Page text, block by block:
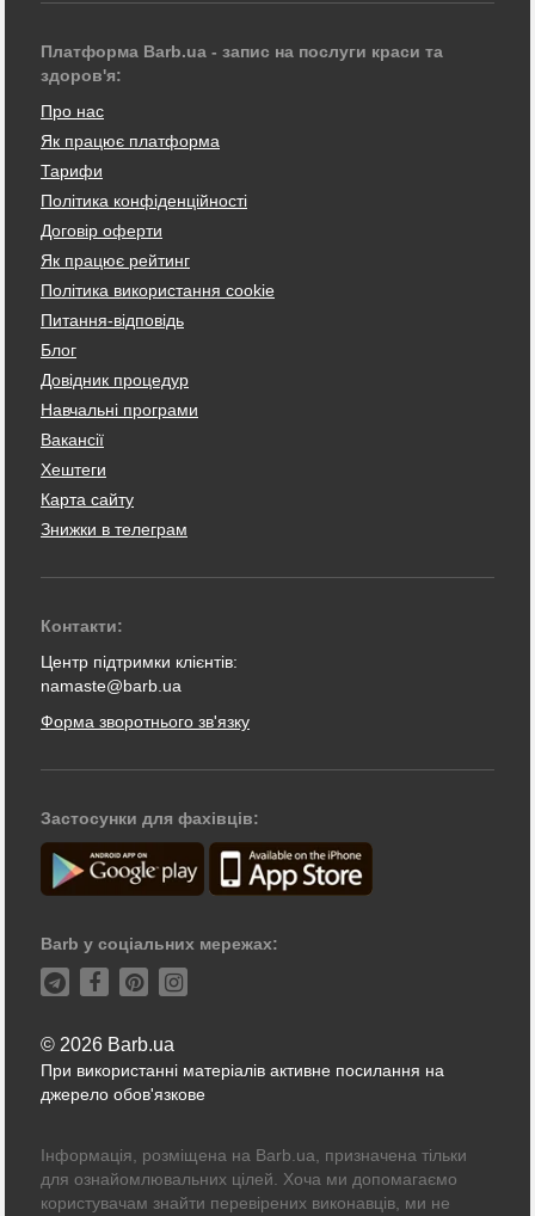
Платформа Barb.ua - запис на послуги краси та
здоров'я:
Про нас
Як працює платформа
Тарифи
Політика конфіденційності
Договір оферти
Як працює рейтинг
Політика використання cookie
Питання-відповідь
Блог
Довідник процедур
Навчальні програми
Вакансії
Хештеги
Карта сайту
Знижки в телеграм
Контакти:
Центр підтримки клієнтів:
namaste@barb.ua
Форма зворотнього зв'язку
Застосунки для фахівців:
Barb у соціальних мережах:
© 2026 Barb.ua
При використанні матеріалів активне посилання на
джерело обов'язкове
Інформація, розміщена на Barb.ua, призначена тільки
для ознайомлювальних цілей. Хоча ми допомагаємо
користувачам знайти перевірених виконавців, ми не